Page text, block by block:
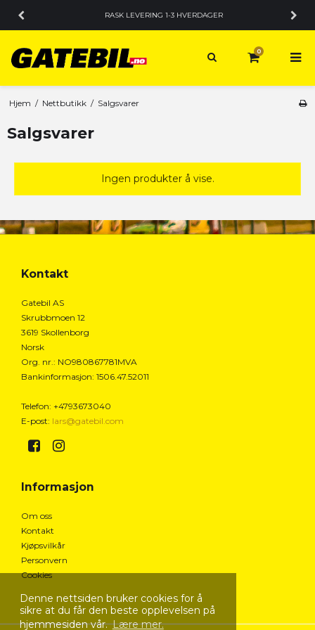
Denne nettsiden bruker cookies for å
sikre at du får den beste opplevelsen på
hjemmesiden vår.Lære mer.
RASK LEVERING 1-3 HVERDAGER
0
Hjem / Nettbutikk / Salgsvarer
Salgsvarer
Ingen produkter å vise.
Kontakt
Gatebil AS
Skrubbmoen 12
3619 Skollenborg
Norsk
Org. nr.: NO980867781MVA
Bankinformasjon: 1506.47.52011
Telefon: +4793673040
E-post: lars@gatebil.com
Informasjon
Om oss
Kontakt
Kjøpsvilkår
Personvern
Cookies